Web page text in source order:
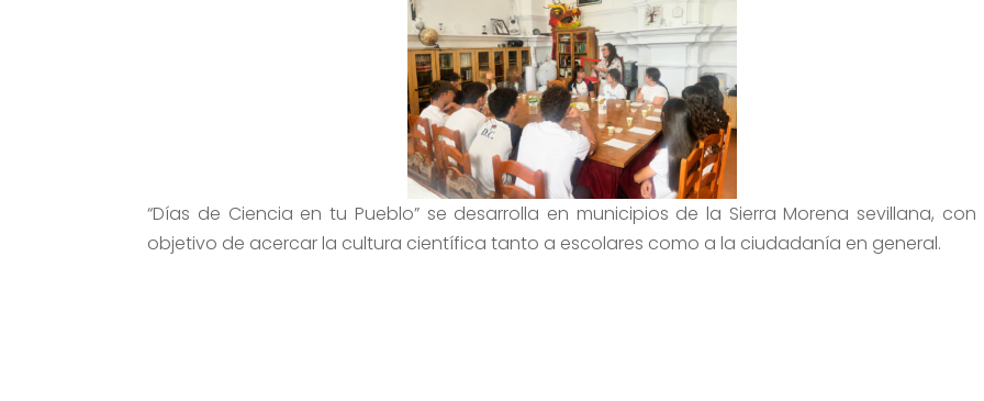
“Días de Ciencia en tu Pueblo”se desarrolla en municipios de la Sierra Morena sevillana, con
objetivo de acercar la cultura científica tanto a escolares como a la ciudadanía en general.